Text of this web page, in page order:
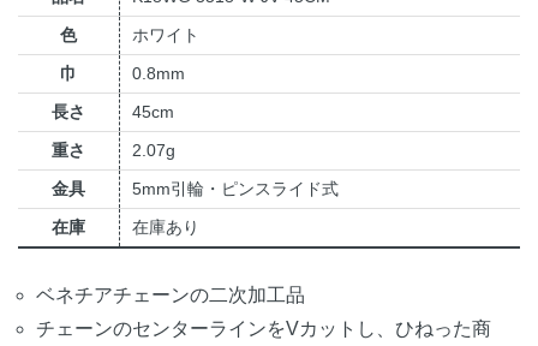
色
ホワイト
巾
0.8mm
長さ
45cm
重さ
2.07g
金具
5mm引輪・ピンスライド式
在庫
在庫あり
ベネチアチェーンの二次加工品
チェーンのセンターラインをVカットし、ひねった商